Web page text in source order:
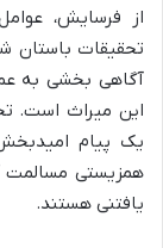
از فرسایش،
تحقیقات باستان
آگاهی بخشی به
این میراث است.
یک پیام
همزیستی مسالمت
یافتنی هستند.